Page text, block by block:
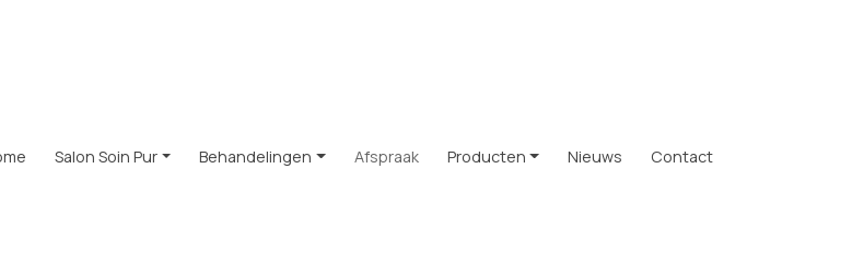
Salon Soin Pur Behandelingen Afspraak Producten Nieuws Contact